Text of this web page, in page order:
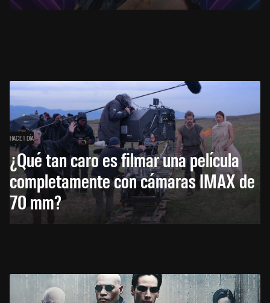
HACE 1 DÍA
¿Qué tan caro es filmar una película
completamente con cámaras IMAX de
70 mm?